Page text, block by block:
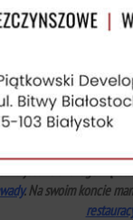
jest ze szczególną
. Na swoim koncie
restau